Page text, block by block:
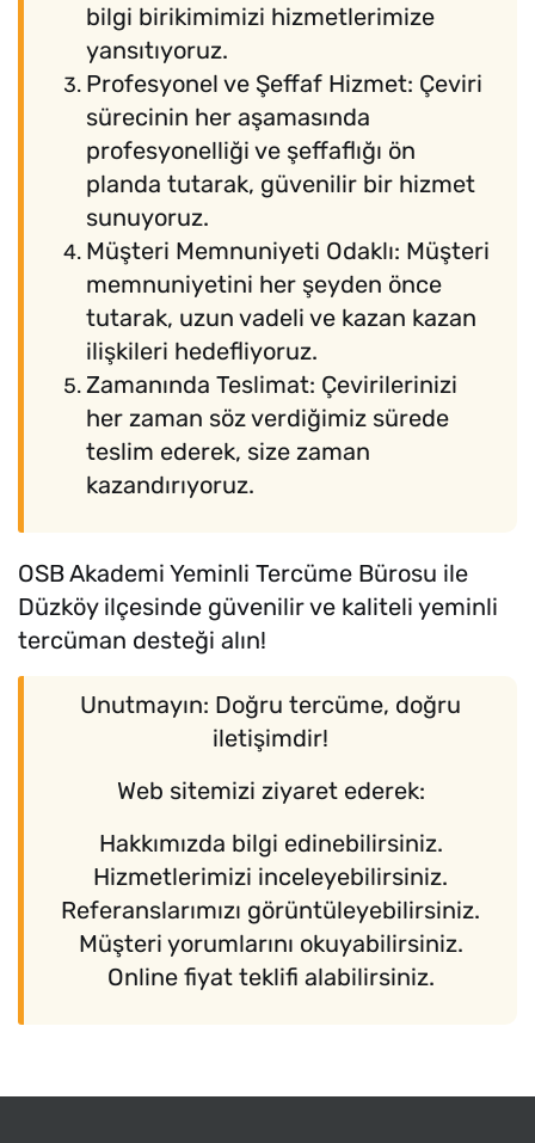
bilgi birikimimizi hizmetlerimize
yansıtıyoruz.
Profesyonel ve Şeffaf Hizmet: Çeviri
sürecinin her aşamasında
profesyonelliği ve şeffaflığı ön
planda tutarak, güvenilir bir hizmet
sunuyoruz.
Müşteri Memnuniyeti Odaklı: Müşteri
memnuniyetini her şeyden önce
tutarak, uzun vadeli ve kazan kazan
ilişkileri hedefliyoruz.
Zamanında Teslimat: Çevirilerinizi
her zaman söz verdiğimiz sürede
teslim ederek, size zaman
kazandırıyoruz.
OSB Akademi Yeminli Tercüme Bürosu ile
Düzköy ilçesinde güvenilir ve kaliteli yeminli
tercüman desteği alın!
Unutmayın: Doğru tercüme, doğru
iletişimdir!
Web sitemizi ziyaret ederek:
Hakkımızda bilgi edinebilirsiniz.
Hizmetlerimizi inceleyebilirsiniz.
Referanslarımızı görüntüleyebilirsiniz.
Müşteri yorumlarını okuyabilirsiniz.
Online fiyat teklifi alabilirsiniz.